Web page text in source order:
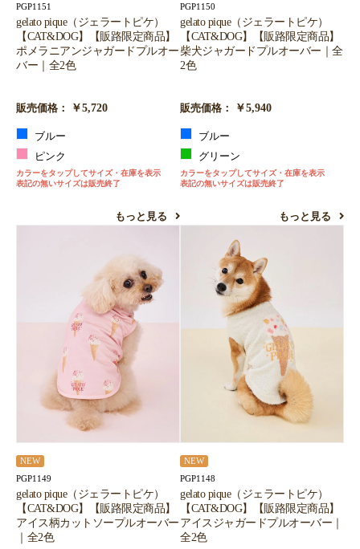
PGP1151
gelato pique（ジェラートピケ）
【CAT&DOG】【販路限定商品】
ポメラニアンジャガードプルオー
バー｜全2色
販売価格： ￥5,720
ブルー
ピンク
カラーをタップしてサイズ・在庫を表示
表記の無いサイズは販売終了
もっと見る
PGP1150
gelato pique（ジェラートピケ）
【CAT&DOG】【販路限定商品】
柴犬ジャガードプルオーバー｜全
2色
販売価格： ￥5,940
ブルー
グリーン
カラーをタップしてサイズ・在庫を表示
表記の無いサイズは販売終了
もっと見る
NEW
PGP1149
gelato pique（ジェラートピケ）
【CAT&DOG】【販路限定商品】
アイス柄カットソープルオーバー
｜全2色
NEW
PGP1148
gelato pique（ジェラートピケ）
【CAT&DOG】【販路限定商品】
アイスジャガードプルオーバー｜
全2色